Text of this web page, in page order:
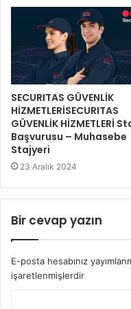
SECURITAS GÜVENLİK
HİZMETLERİSECURITAS
GÜVENLİK HİZMETLERİ
Başvurusu – Muhasebe
Stajyeri
23 Aralık 2024
Bir cevap yazın
E-posta hesabınız
işaretlenmişlerdir